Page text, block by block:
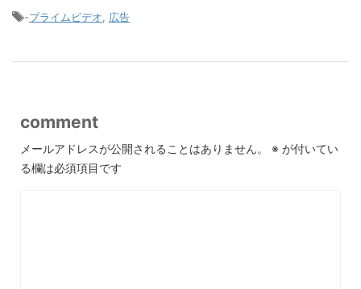
-プライムビデオ 広告
comment
メールアドレスが公開されることはありません。 ※ が付いてい
る欄は必須項目です